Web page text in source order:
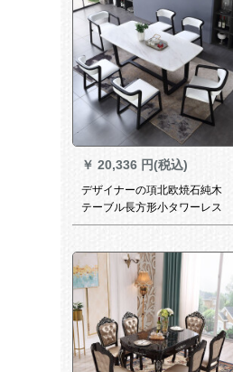
￥ 20,336 円(税込)
デザイナーの項北欧焼石純木
テーブル長方形小タワーレス
トラン軽奢大理石テーブルホ
m 6人テーブル大理石テーブル
140*80 cm